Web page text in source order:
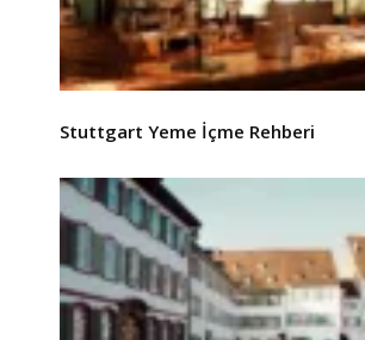
Stuttgart Yeme İçme Rehberi